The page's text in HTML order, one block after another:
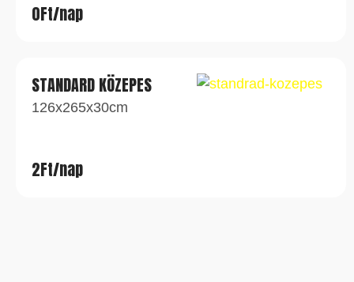
0Ft/nap
STANDARD KÖZEPES
126x265x30cm
2Ft/nap